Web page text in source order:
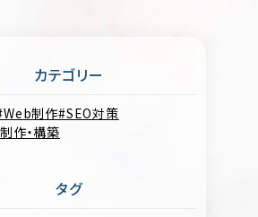
カテゴリー
Web制作 SEO対策
作・構築
タグ